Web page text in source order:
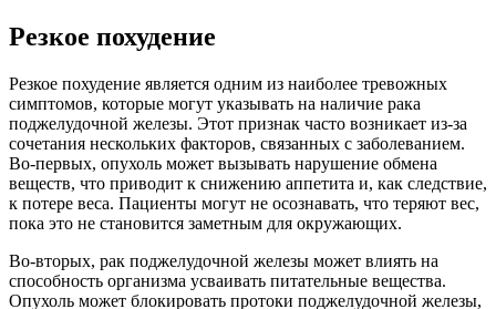
Резкое похудение
Резкое похудение является одним из наиболее тревожных
симптомов, которые могут указывать на наличие рака
поджелудочной железы. Этот признак часто возникает из-за
сочетания нескольких факторов, связанных с заболеванием.
Во-первых, опухоль может вызывать нарушение обмена
веществ, что приводит к снижению аппетита и, как следствие,
к потере веса. Пациенты могут не осознавать, что теряют вес,
пока это не становится заметным для окружающих.
Во-вторых, рак поджелудочной железы может влиять на
способность организма усваивать питательные вещества.
Опухоль может блокировать протоки поджелудочной железы,